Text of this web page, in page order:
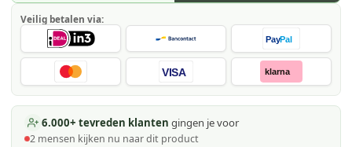
Veilig betalen via:
PayPal
VISA klarna
6.000+ tevreden klanten gingen je voor
2 mensen kijken nu naar dit product